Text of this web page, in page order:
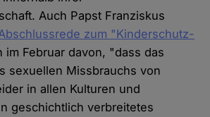
Auch Papst Franziskus
zum "Kinderschutz-
im Februar davon, "dass das
sexuellen Missbrauchs von
in allen Kulturen und
geschichtlich verbreitetes